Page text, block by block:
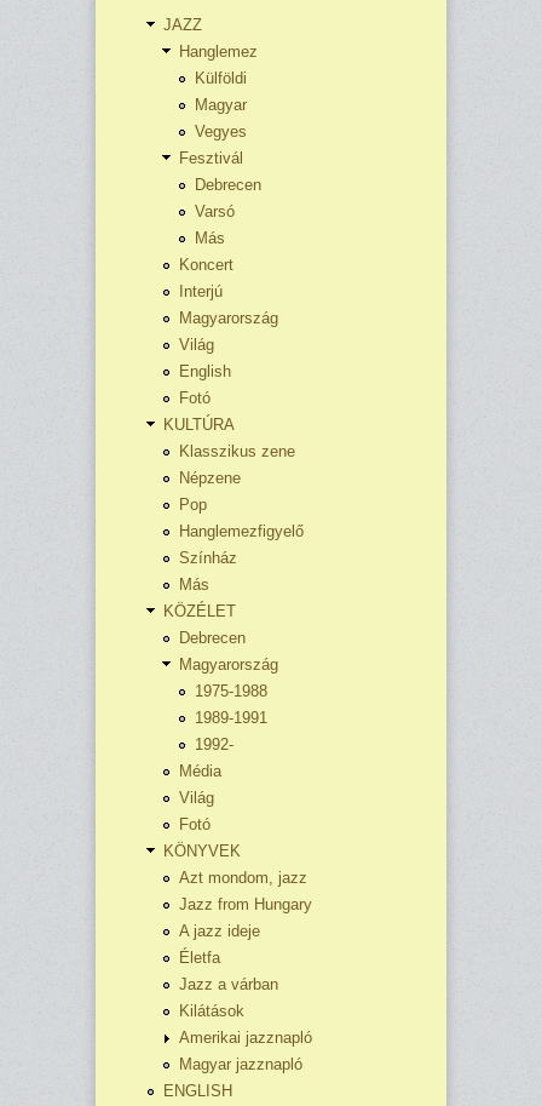
JAZZ
Hanglemez
Külföldi
Magyar
Vegyes
Fesztivál
Debrecen
Varsó
Más
Koncert
Interjú
Magyarország
Világ
English
Fotó
KULTÚRA
Klasszikus zene
Népzene
Pop
Hanglemezfigyelő
Színház
Más
KÖZÉLET
Debrecen
Magyarország
1975-1988
1989-1991
1992-
Média
Világ
Fotó
KÖNYVEK
Azt mondom, jazz
Jazz from Hungary
A jazz ideje
Életfa
Jazz a várban
Kilátások
Amerikai jazznapló
Magyar jazznapló
ENGLISH